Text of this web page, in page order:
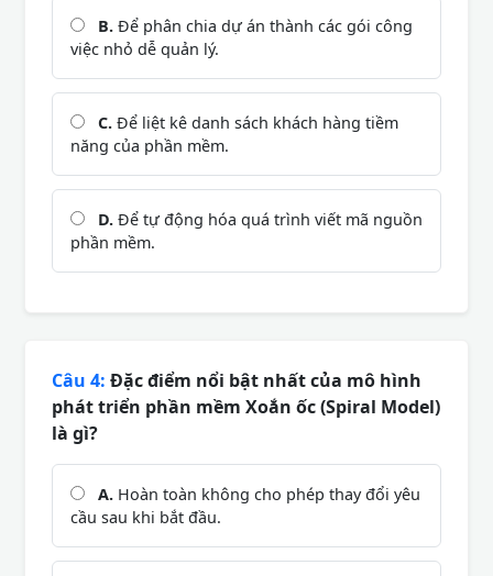
B. Để phân chia dự án thành các gói công
việc nhỏ dễ quản lý.
C. Để liệt kê danh sách khách hàng tiềm
năng của phần mềm.
D. Để tự động hóa quá trình viết mã nguồn
phần mềm.
Câu 4: Đặc điểm nổi bật nhất của mô hình
phát triển phần mềm Xoắn ốc (Spiral Model)
là gì?
A. Hoàn toàn không cho phép thay đổi yêu
cầu sau khi bắt đầu.